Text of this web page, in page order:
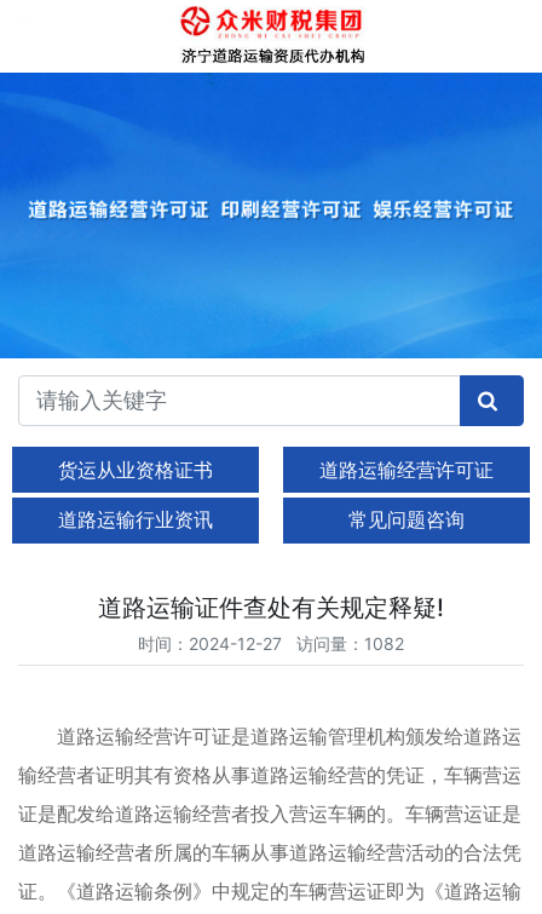
货运从业资格证书 道路运输经营许可证
道路运输行业资讯 常见问题咨询
道路运输证件查处有关规定释疑!
时间：2024-12-27 访问量：1082
道路运输经营许可证是道路运输管理机构颁发给道路运
输经营者证明其有资格从事道路运输经营的凭证，车辆营运
证是配发给道路运输经营者投入营运车辆的。车辆营运证是
道路运输经营者所属的车辆从事道路运输经营活动的合法凭
证。《道路运输条例》中规定的车辆营运证即为《道路运输